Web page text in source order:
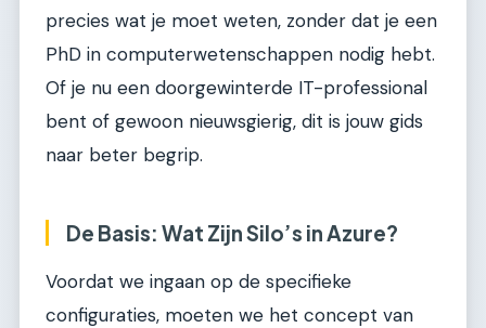
precies wat je moet weten, zonder dat je een
PhD in computerwetenschappen nodig hebt.
Of je nu een doorgewinterde IT-professional
bent of gewoon nieuwsgierig, dit is jouw gids
naar beter begrip.
De Basis: Wat Zijn Silo’s in Azure?
Voordat we ingaan op de specifieke
configuraties, moeten we het concept van